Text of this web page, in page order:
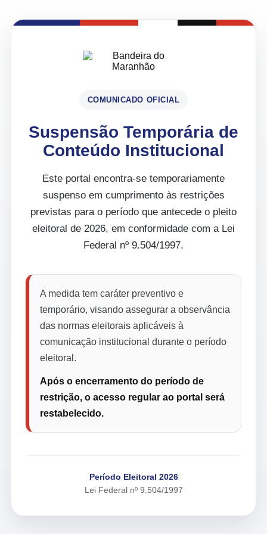
COMUNICADO OFICIAL
Suspensão Temporária de
Conteúdo Institucional
Este portal encontra-se temporariamente
suspenso em cumprimento às restrições
previstas para o período que antecede o pleito
eleitoral de 2026, em conformidade com a Lei
Federal nº 9.504/1997.
A medida tem caráter preventivo e
temporário, visando assegurar a observância
das normas eleitorais aplicáveis à
comunicação institucional durante o período
eleitoral.
Após o encerramento do período de
restrição, o acesso regular ao portal será
restabelecido.
Período Eleitoral 2026
Lei Federal nº 9.504/1997